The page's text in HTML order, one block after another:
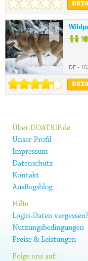
6.
DE -
Über DOATRIP.de
Unser Profil
Impressum
Datenschutz
Kontakt
Ausflugsblog
Hilfe
Login-Daten
Nutzungsbedingungen
Preise & Leistungen
Folge uns auf: